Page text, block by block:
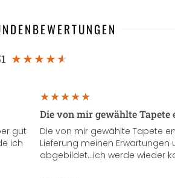
gut
ich
Die von mir gewählte
Die von mir gewählte Tapete
Lieferung meinen Erwartungen
abgebildet...ich werde wieder